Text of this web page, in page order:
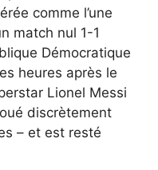
comme l’une
match nul 1-1
Démocratique
heures après le
Lionel Messi
discrètement
– et est resté